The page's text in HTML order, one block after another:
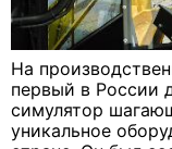
На
первый в России
симулятор
уникальное